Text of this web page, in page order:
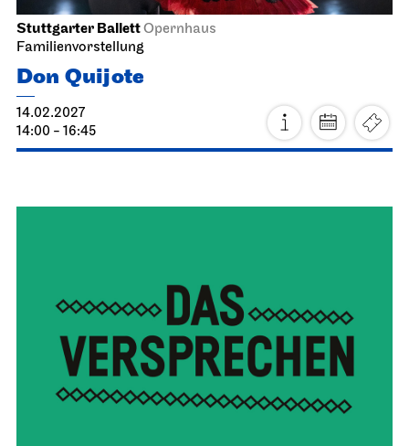
Stuttgarter BallettOpernhaus
Familienvorstellung
Don Quijote
14.02.2027
14:00 - 16:45